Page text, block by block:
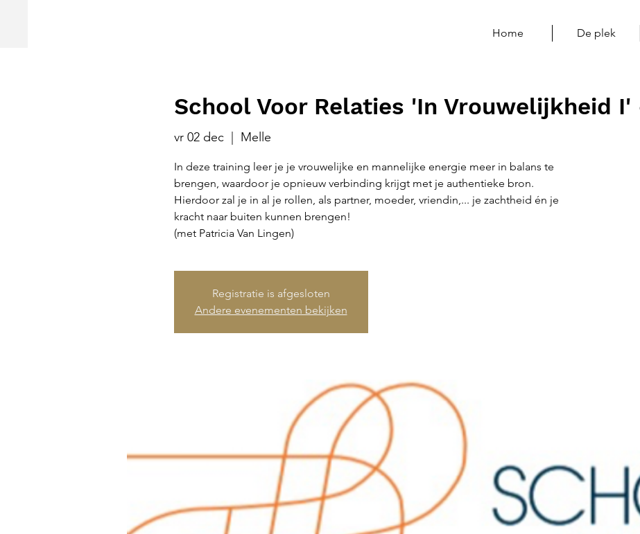
Home De plek
School Voor Relaties 'In Vrouwelijkheid I'
vr 02 dec
  |
Melle
In deze training leer je je vrouwelijke en mannelijke energie meer in balans te
brengen, waardoor je opnieuw verbinding krijgt met je authentieke bron.
Hierdoor zal je in al je rollen, als partner, moeder, vriendin,... je zachtheid én je
kracht naar buiten kunnen brengen!
(met Patricia Van Lingen)
Registratie is afgesloten
Andere evenementen bekijken